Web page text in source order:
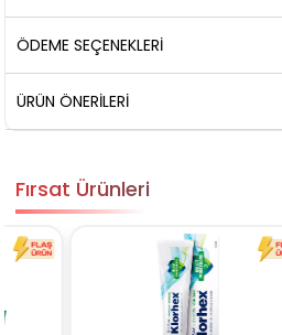
ÖDEME SEÇENEKLERI
ÜRÜN ÖNERILERI
Fırsat Ürünleri